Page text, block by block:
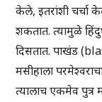
केले, इतरांशी चर्चा
शकतात. त्यामुळे
दिसतात. पाखंड
मसीहाला
त्यालाच एकमेव पुत्र